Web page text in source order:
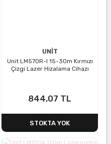
UNİT
Unit LM570R-I 15-30m Kırmızı
Çizgi Lazer Hizalama Cihazı
844,07 TL
STOKTA YOK